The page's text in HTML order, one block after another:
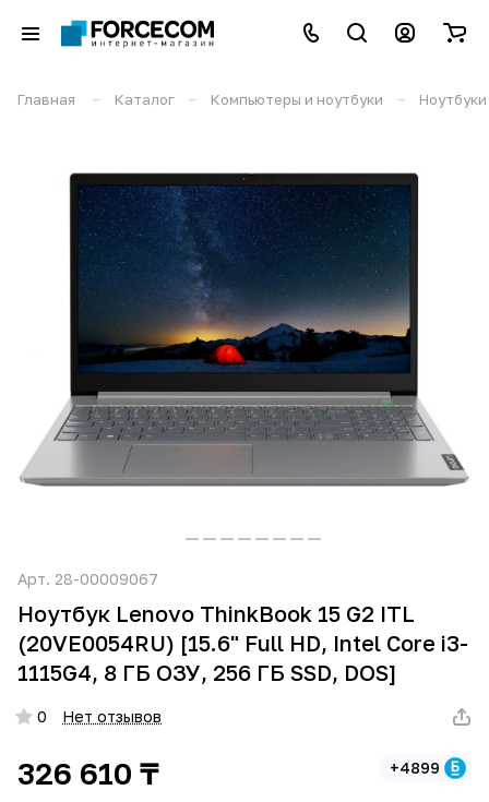
Главная – Каталог – Компьютеры и ноутбуки – Ноутбуки
Арт. 28-00009067
Ноутбук Lenovo ThinkBook 15 G2 ITL
(20VE0054RU) [15.6" Full HD, Intel Core i3-
1115G4, 8 ГБ ОЗУ, 256 ГБ SSD, DOS]
0 Нет отзывов
326 610 ₸ +4899